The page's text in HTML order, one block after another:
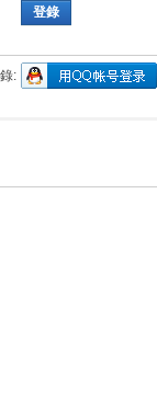
登錄
: